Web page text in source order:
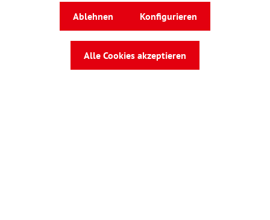
Auf dem Esch 4 · 33619 Bielefeld · Telefon
service@wbv.de
Folgen Sie uns auf:
Ablehnen Konfigurieren
Alle Cookies akzeptieren